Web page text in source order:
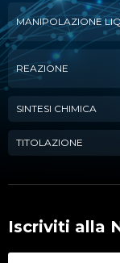
MANIPOLAZIONE
REAZIONE
SINTESI CHIMICA
TITOLAZIONE
Iscriviti alla